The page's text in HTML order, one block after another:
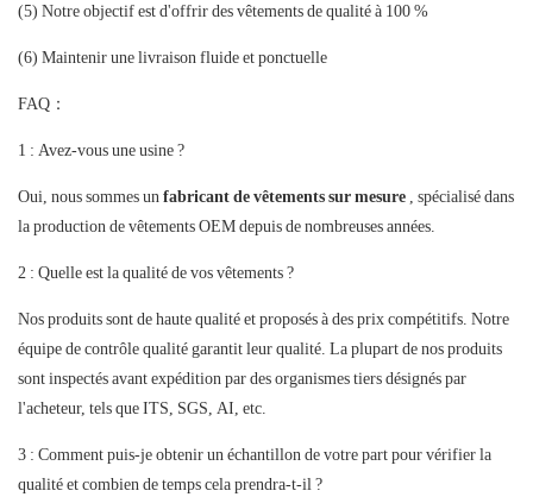
(5) Notre objectif est d'offrir des vêtements de qualité à 100 %
(6) Maintenir une livraison fluide et ponctuelle
FAQ：
1 : Avez-vous une usine ?
Oui, nous sommes unfabricant de vêtements sur mesure , spécialisé dans
la production de vêtements OEM depuis de nombreuses années.
2 : Quelle est la qualité de vos vêtements ?
Nos produits sont de haute qualité et proposés à des prix compétitifs. Notre
équipe de contrôle qualité garantit leur qualité. La plupart de nos produits
sont inspectés avant expédition par des organismes tiers désignés par
l'acheteur, tels que ITS, SGS, AI, etc.
3 : Comment puis-je obtenir un échantillon de votre part pour vérifier la
qualité et combien de temps cela prendra-t-il ?